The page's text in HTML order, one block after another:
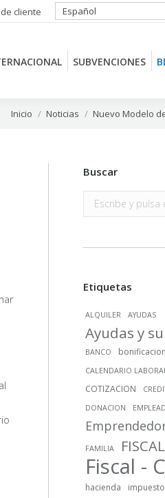
cliente Español
SUBVENCIONES
Estás aquí:
Inicio Noticias Nuevo Modelo
Buscar
Buscar:
Etiquetas
ALQUILER AYUDAS
Ayudas y
BANCO
CALENDARIO
COTIZACION
DONACION
FAMILIA FISCAL
Fiscal -
hacienda impuesto